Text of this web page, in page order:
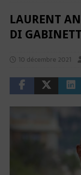
LAURENT
DI
10 décembre 2021